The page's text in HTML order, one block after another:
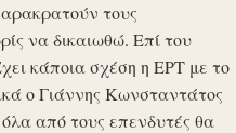
τους
να δικαιωθώ. Επί του
κάποια σχέση η ΕΡΤ με το
ο Γιάννης Κωνσταντάτος
όλα από τους επενδυτές θα